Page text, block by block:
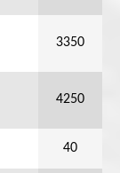
3350
4250
40